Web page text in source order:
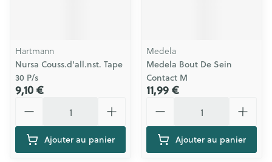
Hartmann
Nursa Couss.d'all.nst. Tape
30 P/s
9,10 €
Ajouter au panier
Medela
Medela Bout De Sein
Contact M
11,99 €
Ajouter au panier